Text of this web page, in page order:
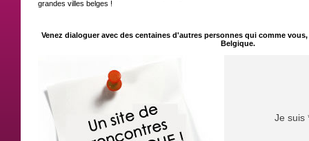
grandes villes belges !
Venez dialoguer avec des centaines d'autres personnes qui comme
Belgique.
Je suis